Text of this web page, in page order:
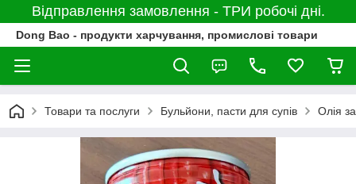
Відправлення замовлення - ТРИ робочі дні.
Dong Bao - продукти харчування, промислові товари
Товари та послуги Бульйони, пасти для супів Олія